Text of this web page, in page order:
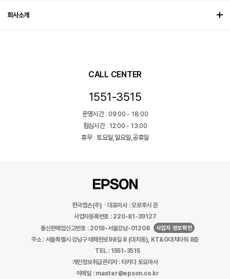
회사소개
CALL CENTER
1551-3515
운영시간 : 09:00 - 18:00
점심시간 : 12:00 - 13:00
휴무 : 토요일,일요일,공휴일
한국엡손(주)
대표이사 : 모로후시 준
사업자등록번호 : 220-81-39127
통신판매업신고번호 : 2018-서울강남-01208
사업자 정보확인
주소 : 서울특별시 강남구 테헤란로98길 8 (대치동), KT&G대치타워 8층
TEL : 1551-3515
개인정보취급관리자 : 타카다 토요마사
이메일 : master@epson.co.kr